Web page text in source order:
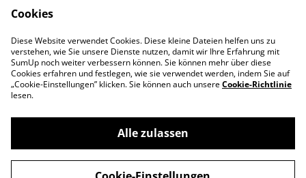
Impressum
Cookie-Richtlinie
©2026Spielepforte
Cookies
Diese Website verwendet Cookies. Diese kleine Dateien helfen uns zu
verstehen, wie Sie unsere Dienste nutzen, damit wir Ihre Erfahrung mit
SumUp noch weiter verbessern können. Sie können mehr über diese
Cookies erfahren und festlegen, wie sie verwendet werden, indem Sie auf
„Cookie-Einstellungen” klicken. Sie können auch unsereCookie-Richtlinie
lesen.
Alle zulassen